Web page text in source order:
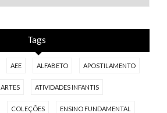
Tags
AEE ALFABETO APOSTILAMENTO
ARTES ATIVIDADES INFANTIS
COLEÇÕES ENSINO FUNDAMENTAL